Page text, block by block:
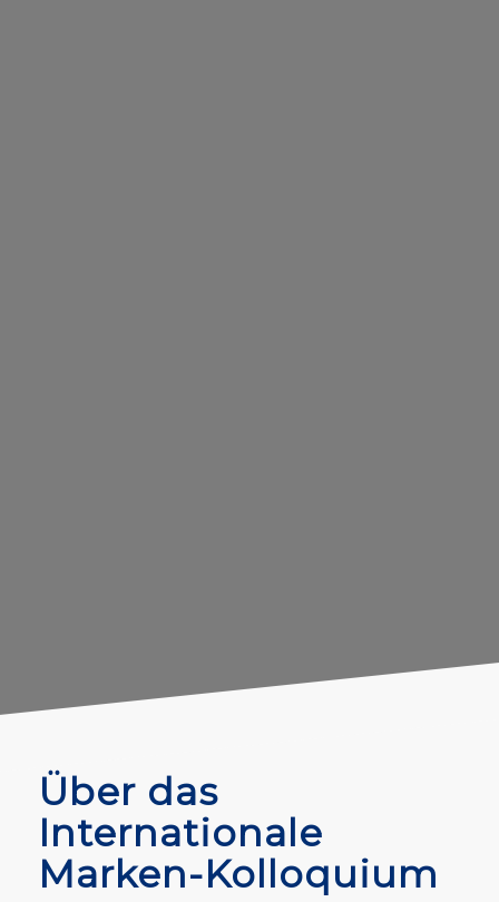
Über das
Internationale
Marken-Kolloquium